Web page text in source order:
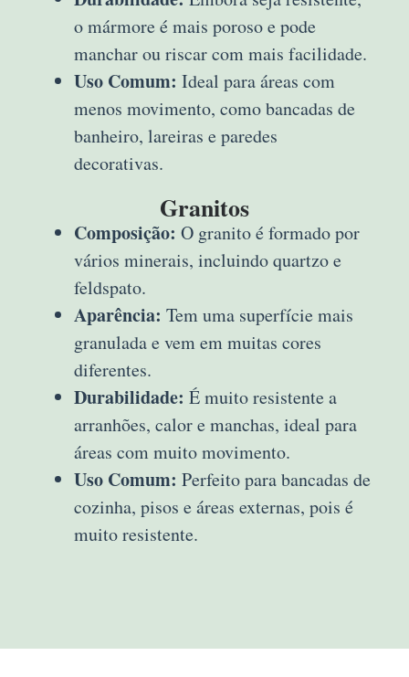
o mármore é mais poroso e pode
manchar ou riscar com mais facilidade.
Uso Comum: Ideal para áreas com
menos movimento, como bancadas de
banheiro, lareiras e paredes
decorativas.
Granitos
Composição: O granito é formado por
vários minerais, incluindo quartzo e
feldspato.
Aparência: Tem uma superfície mais
granulada e vem em muitas cores
diferentes.
Durabilidade: É muito resistente a
arranhões, calor e manchas, ideal para
áreas com muito movimento.
Uso Comum: Perfeito para bancadas de
cozinha, pisos e áreas externas, pois é
muito resistente.